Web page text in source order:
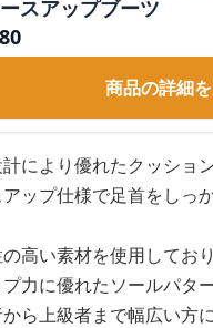
スアップブーツ
商品の詳細
により優れたクッショ
ップ仕様で足首をしっ
高い素材を使用してお
力に優れたソールパタ
ら上級者まで幅広い方